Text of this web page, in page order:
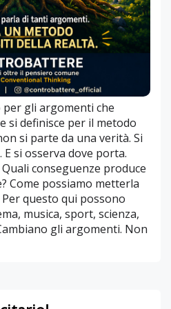
gli argomenti che
definisce per il metodo
si parte da una verità. Si
si osserva dove porta.
conseguenze produce
Come possiamo metterla
questo qui possono
musica, sport, scienza,
gli argomenti. Non